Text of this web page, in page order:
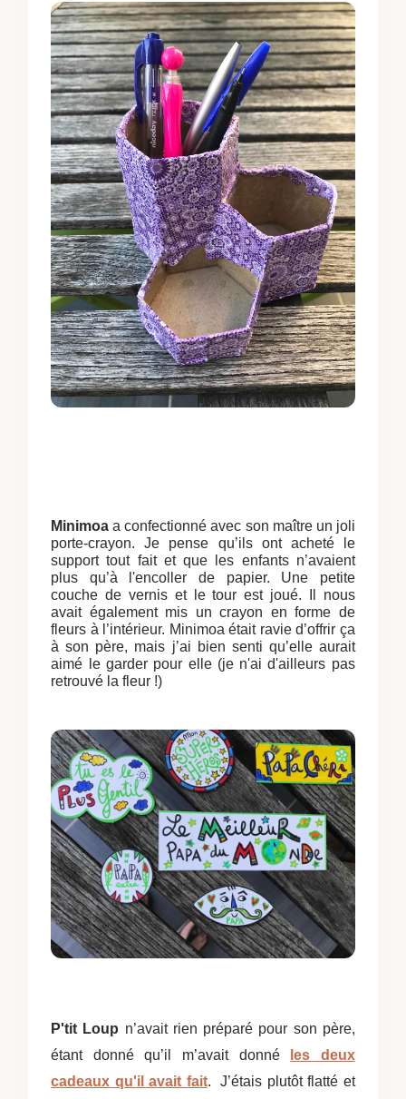
Minimoa a confectionné avec son maître un joli
porte-crayon. Je pense qu’ils ont acheté le
support tout fait et que les enfants n’avaient
plus qu’à l'encoller de papier. Une petite
couche de vernis et le tour est joué. Il nous
avait également mis un crayon en forme de
fleurs à l’intérieur. Minimoa était ravie d’offrir ça
à son père, mais j’ai bien senti qu’elle aurait
aimé le garder pour elle (je n'ai d'ailleurs pas
retrouvé la fleur !)
P'tit Loup n’avait rien préparé pour son père,
étant donné qu’il m’avait donné
les deux
cadeaux qu'il avait fait. J’étais plutôt flatté et